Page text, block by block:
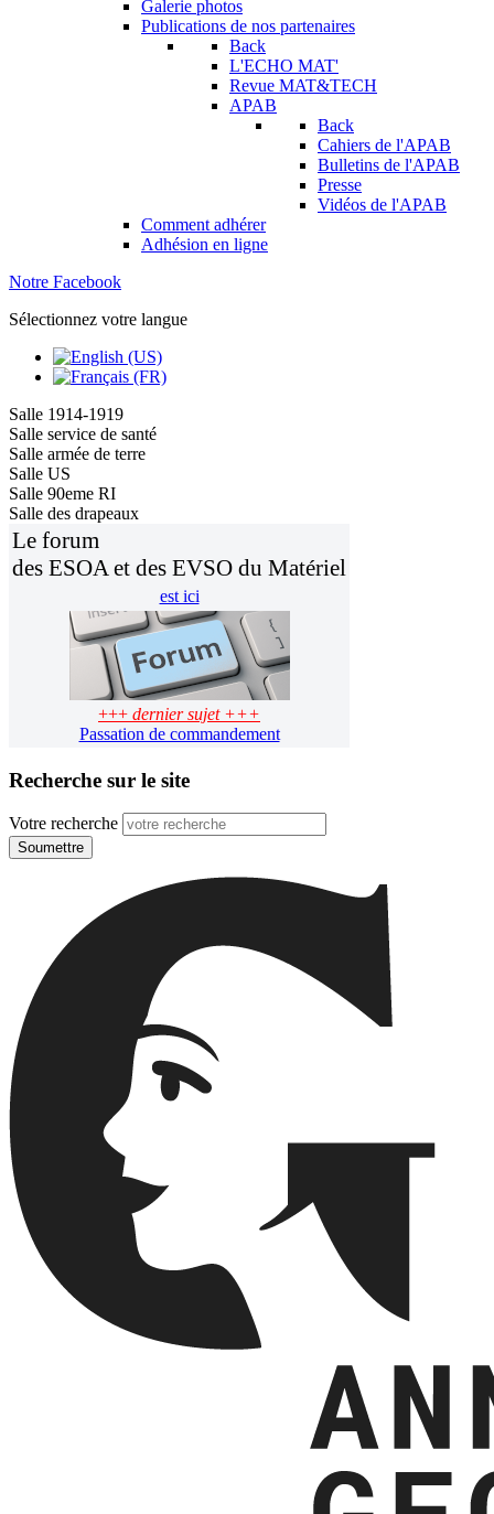
Galerie photos
Publications de nos partenaires
Back
L'ECHO MAT'
Revue MAT&TECH
APAB
Back
Cahiers de l'APAB
Bulletins de l'APAB
Presse
Vidéos de l'APAB
Comment adhérer
Adhésion en ligne
Notre Facebook
Sélectionnez votre langue
Salle 1914-1919
Salle service de santé
Salle armée de terre
Salle US
Salle 90eme RI
Salle des drapeaux
Le forum
des ESOA et des EVSO du Matériel
est ici
+++ dernier sujet +++
Passation de commandement
Recherche sur le site
Votre recherche
Soumettre